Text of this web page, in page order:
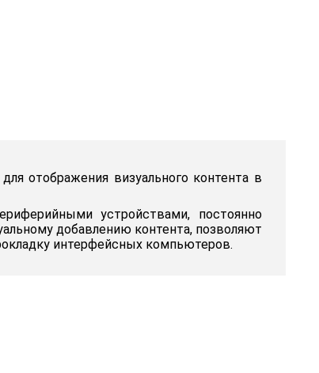
отображения визуального контента в
устройствами, постоянно
добавлению контента, позволяют
интерфейсных компьютеров.